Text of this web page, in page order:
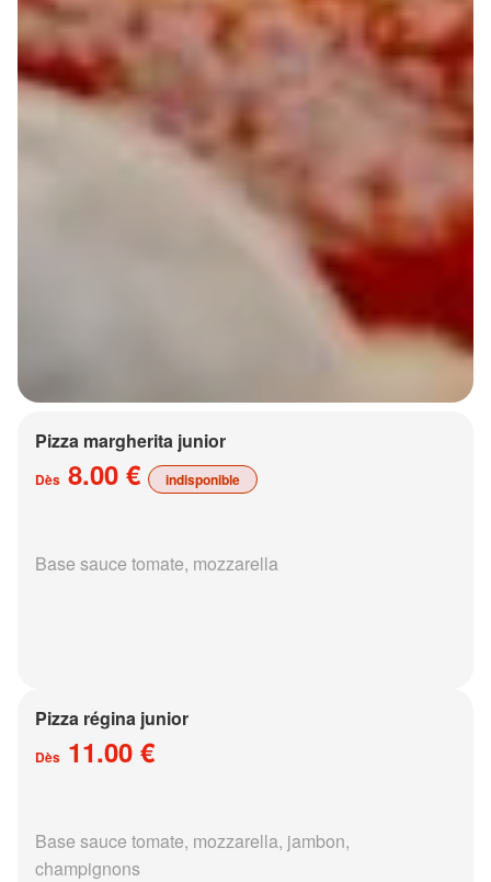
Pizza margherita junior
Dès 8.00 € indisponible
Base sauce tomate, mozzarella
Pizza régina junior
Dès 11.00 €
Base sauce tomate, mozzarella, jambon,
champignons